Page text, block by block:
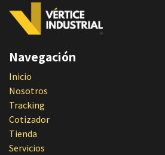
Navegación
Inicio
Nosotros
Tracking
Cotizador
Tienda
Servicios